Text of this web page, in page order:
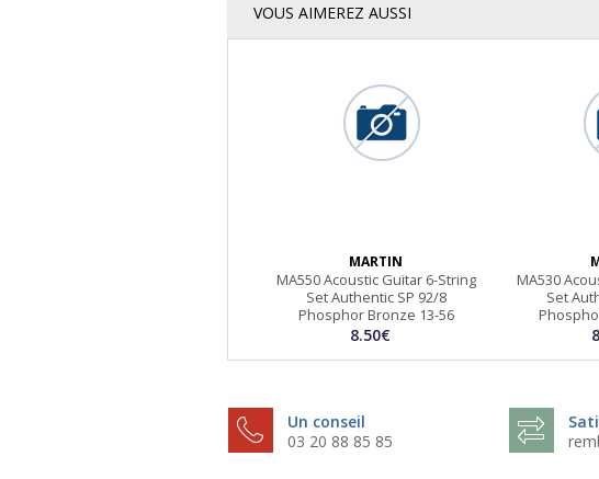
VOUS AIMEREZ AUSSI
MARTIN
MA550 Acoustic Guitar 6-String
Set Authentic SP 92/8
Phosphor Bronze 13-56
8.50€
MA530
Set
Un conseil
03 20 88 85 85